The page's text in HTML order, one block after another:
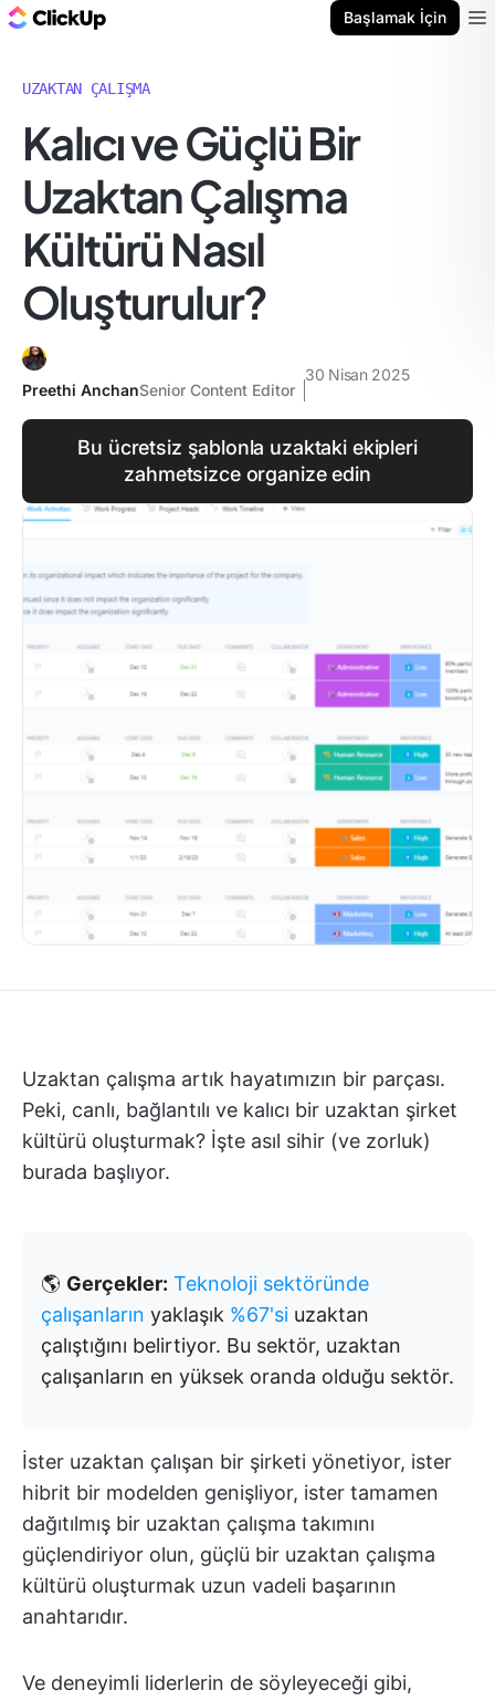
Başlamak İçin
UZAKTAN ÇALIŞMA
Kalıcı ve Güçlü Bir
Uzaktan Çalışma
Kültürü Nasıl
Oluşturulur?
Preethi AnchanSenior Content Editor
30 Nisan 2025
Bu ücretsiz şablonla uzaktaki ekipleri
zahmetsizce organize edin
Uzaktan çalışma artık hayatımızın bir parçası.
Peki, canlı, bağlantılı ve kalıcı bir uzaktan şirket
kültürü oluşturmak? İşte asıl sihir (ve zorluk)
burada başlıyor.
🌎 Gerçekler: Teknoloji sektöründe
çalışanların yaklaşık %67'si uzaktan
çalıştığını belirtiyor. Bu sektör, uzaktan
çalışanların en yüksek oranda olduğu sektör.
İster uzaktan çalışan bir şirketi yönetiyor, ister
hibrit bir modelden genişliyor, ister tamamen
dağıtılmış bir uzaktan çalışma takımını
güçlendiriyor olun, güçlü bir uzaktan çalışma
kültürü oluşturmak uzun vadeli başarının
anahtarıdır.
Ve deneyimli liderlerin de söyleyeceği gibi,